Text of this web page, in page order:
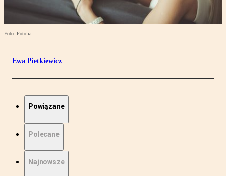
Foto: Fotolia
Ewa Pietkiewicz
Powiązane
Polecane
Najnowsze